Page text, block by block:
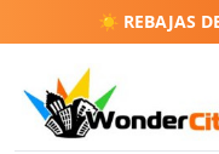
☀️ REBAJAS